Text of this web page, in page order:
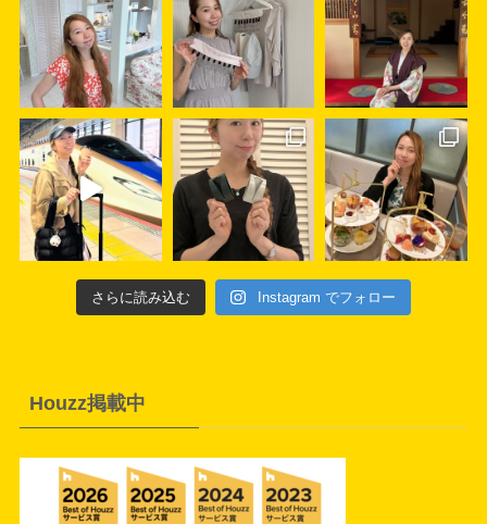
さらに読み込む Instagram でフォロー
Houzz掲載中